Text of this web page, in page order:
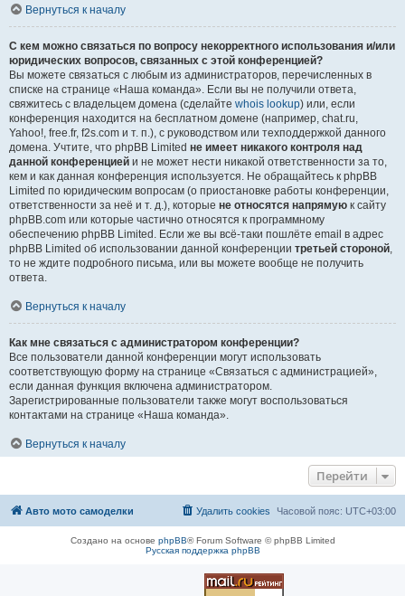
Вернуться к началу
С кем можно связаться по вопросу некорректного использования и/или
юридических вопросов, связанных с этой конференцией?
Вы можете связаться с любым из администраторов, перечисленных в
списке на странице «Наша команда». Если вы не получили ответа,
свяжитесь с владельцем домена (сделайте whois lookup) или, если
конференция находится на бесплатном домене (например, chat.ru,
Yahoo!, free.fr, f2s.com и т. п.), с руководством или техподдержкой данного
домена. Учтите, что phpBB Limited не имеет никакого контроля над
данной конференцией и не может нести никакой ответственности за то,
кем и как данная конференция используется. Не обращайтесь к phpBB
Limited по юридическим вопросам (о приостановке работы конференции,
ответственности за неё и т. д.), которые не относятся напрямую к сайту
phpBB.com или которые частично относятся к программному
обеспечению phpBB Limited. Если же вы всё-таки пошлёте email в адрес
phpBB Limited об использовании данной конференции третьей стороной,
то не ждите подробного письма, или вы можете вообще не получить
ответа.
Вернуться к началу
Как мне связаться с администратором конференции?
Все пользователи данной конференции могут использовать
соответствующую форму на странице «Связаться с администрацией»,
если данная функция включена администратором.
Зарегистрированные пользователи также могут воспользоваться
контактами на странице «Наша команда».
Вернуться к началу
Перейти
Авто мото самоделки Часовой пояс: UTC+03:00
Удалить cookies
Создано на основе phpBB® Forum Software © phpBB Limited
Русская поддержка phpBB